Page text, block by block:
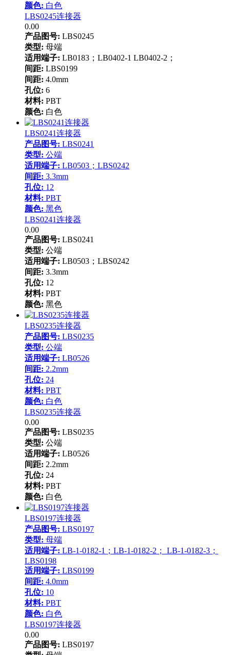
颜色: 白色
LBS0245连接器
0.00
产品图号: LBS0245
类型: 母端
适用端子: LB0183；LB0402-1 LB0402-2；
间距: LBS0199
间距: 4.0mm
孔位: 6
材料: PBT
颜色: 白色
LBS0241连接器
产品图号: LBS0241
类型: 公端
适用端子: LB0503；LBS0242
间距: 3.3mm
孔位: 12
材料: PBT
颜色: 黑色
LBS0241连接器
0.00
产品图号: LBS0241
类型: 公端
适用端子: LB0503；LBS0242
间距: 3.3mm
孔位: 12
材料: PBT
颜色: 黑色
LBS0235连接器
产品图号: LBS0235
类型: 公端
适用端子: LB0526
间距: 2.2mm
孔位: 24
材料: PBT
颜色: 白色
LBS0235连接器
0.00
产品图号: LBS0235
类型: 公端
适用端子: LB0526
间距: 2.2mm
孔位: 24
材料: PBT
颜色: 白色
LBS0197连接器
产品图号: LBS0197
类型: 母端
适用端子: LB-1-0182-1；LB-1-0182-2； LB-1-0182-3；
LBS0198
适用端子: LBS0199
间距: 4.0mm
孔位: 10
材料: PBT
颜色: 白色
LBS0197连接器
0.00
产品图号: LBS0197